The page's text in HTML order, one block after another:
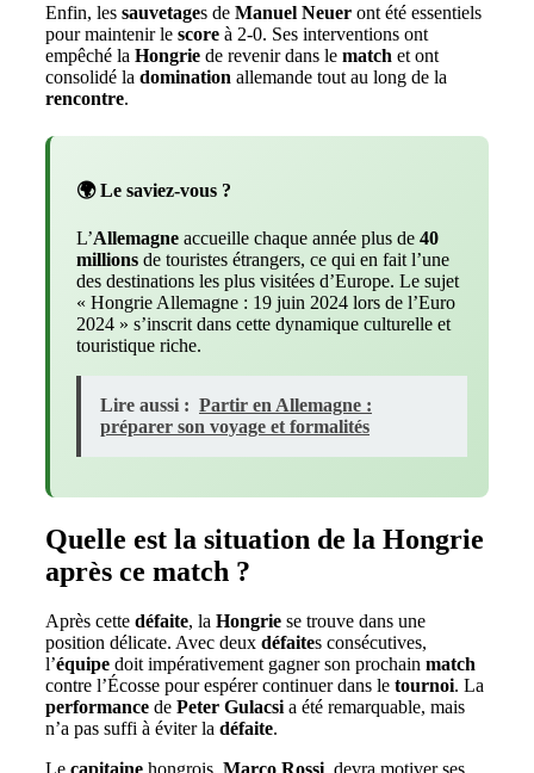
Enfin, les sauvetages de Manuel Neuer ont été essentiels
pour maintenir le score à 2-0. Ses interventions ont
empêché la Hongrie de revenir dans le match et ont
consolidé la domination allemande tout au long de la
rencontre.
🌍 Le saviez-vous ?
L’Allemagne accueille chaque année plus de 40
millions de touristes étrangers, ce qui en fait l’une
des destinations les plus visitées d’Europe. Le sujet
« Hongrie Allemagne : 19 juin 2024 lors de l’Euro
2024 » s’inscrit dans cette dynamique culturelle et
touristique riche.
Lire aussi : Partir en Allemagne :
préparer son voyage et formalités
Quelle est la situation de la Hongrie
après ce match ?
Après cette défaite, la Hongrie se trouve dans une
position délicate. Avec deux défaites consécutives,
l’équipe doit impérativement gagner son prochain match
contre l’Écosse pour espérer continuer dans le tournoi. La
performance de Peter Gulacsia été remarquable, mais
n’a pas suffi à éviter la défaite.